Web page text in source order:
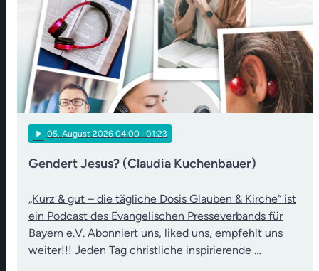
play_arrow 05. August 2026 04:00 · 01:23
Gendert Jesus? (Claudia Kuchenbauer)
„Kurz & gut – die tägliche Dosis Glauben & Kirche“ ist
ein Podcast des Evangelischen Presseverbands für
Bayern e.V. Abonniert uns, liked uns, empfehlt uns
weiter!!! Jeden Tag christliche inspirierende …